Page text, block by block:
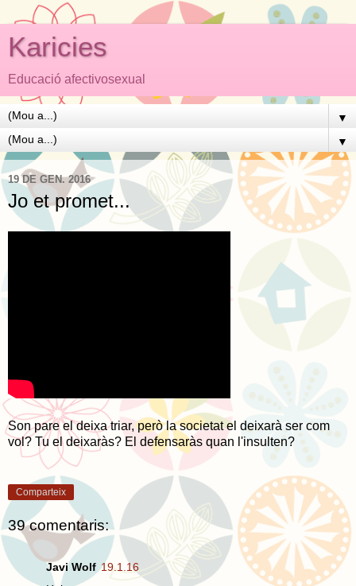
Karicies
Educació afectivosexual
▼
▼
19 DE GEN. 2016
Jo et promet...
Son pare el deixa triar, però la societat el deixarà ser com
vol? Tu el deixaràs? El defensaràs quan l'insulten?
Comparteix
39 comentaris:
Javi Wolf 19.1.16